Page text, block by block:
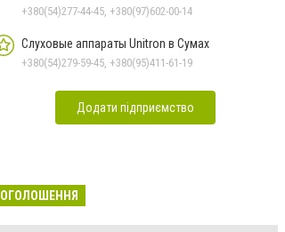
електроди у м.Суми
+380(54)277-44-45, +380(97)602-00-14
Слуховые аппараты Unitron в Сумах
+380(54)279-59-45, +380(95)411-61-19
Додати підприємство
ОГОЛОШЕННЯ